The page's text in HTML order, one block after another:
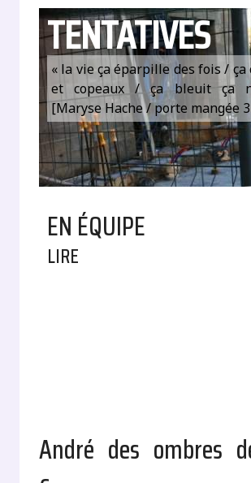
TENTATIVES
« la vie ça éparpille des fois /
et copeaux / ça bleuit ça
[Maryse Hache / porte mangée
EN ÉQUIPE
LIRE
André des ombres